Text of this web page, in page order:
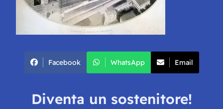
Facebook WhatsApp Email
Diventa un sostenitore!